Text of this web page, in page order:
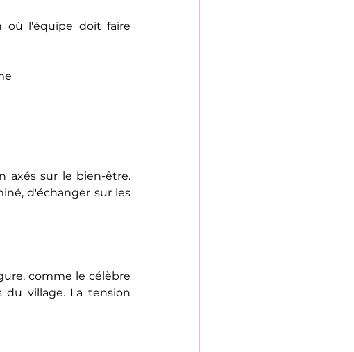
où l'équipe doit faire
axés sur le bien-être.
d'échanger sur les
comme le célèbre
village. La tension